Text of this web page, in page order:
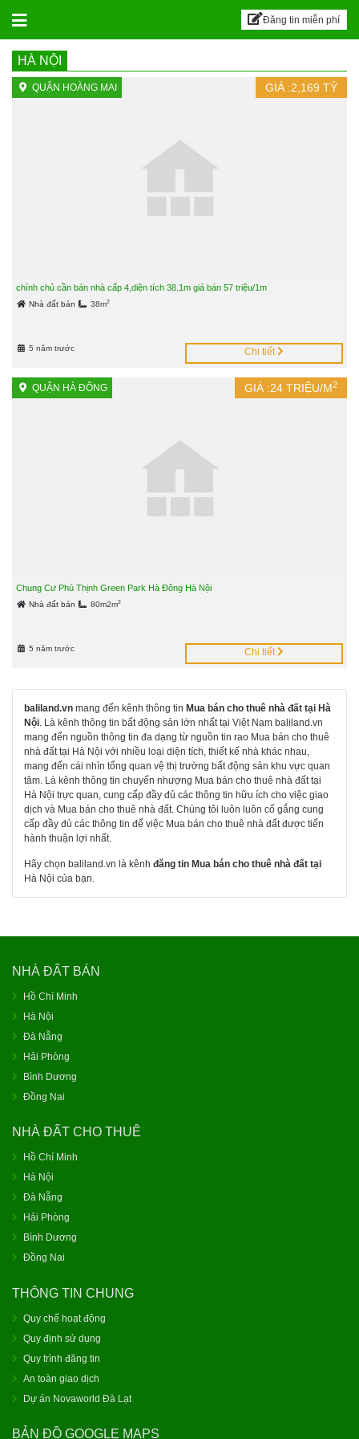
BALILAND – Sàn
Đăng tin miễn phí
HÀ NỘI
QUẬN HOÀNG MAI GIÁ :2,169 TỶ
chính chủ cần bán nhà cấp 4,diện tích 38.1m giá bán 57 triệu/1m
Nhà đất bán 38m2
5 năm trước Chi tiết
QUẬN HÀ ĐÔNG GIÁ :24 TRIỆU/M2
Chung Cư Phú Thịnh Green Park Hà Đông Hà Nội
Nhà đất bán 80m2m2
5 năm trước Chi tiết
baliland.vn mang đến kênh thông tin Mua bán cho thuê nhà đất tại Hà
Nội . Là kênh thông tin bất động sản lớn nhất tại Việt Nam baliland.vn
mang đến nguồn thông tin đa dạng từ nguồn tin rao Mua bán cho thuê
nhà đất tại Hà Nội với nhiều loại diện tích, thiết kế nhà khác nhau,
mang đến cái nhìn tổng quan vệ thị trường bất động sản khu vực quan
tâm. Là kênh thông tin chuyển nhượng Mua bán cho thuê nhà đất tại
Hà Nội trực quan, cung cấp đầy đủ các thông tin hữu ích cho việc giao
dịch và Mua bán cho thuê nhà đất. Chúng tôi luôn luôn cố gắng cung
cấp đầy đủ các thông tin để việc Mua bán cho thuê nhà đất được tiến
hành thuận lợi nhất.
Hãy chọn baliland.vn là kênh đăng tin Mua bán cho thuê nhà đất tại
Hà Nội của bạn.
NHÀ ĐẤT BÁN
Hồ Chí Minh
Hà Nội
Đà Nẵng
Hải Phòng
Bình Dương
Đồng Nai
NHÀ ĐẤT CHO THUÊ
Hồ Chí Minh
Hà Nội
Đà Nẵng
Hải Phòng
Bình Dương
Đồng Nai
THÔNG TIN CHUNG
Quy chế hoạt động
Quy định sử dụng
Quy trình đăng tin
An toàn giao dịch
Dự án Novaworld Đà Lạt
BẢN ĐỒ GOOGLE MAPS